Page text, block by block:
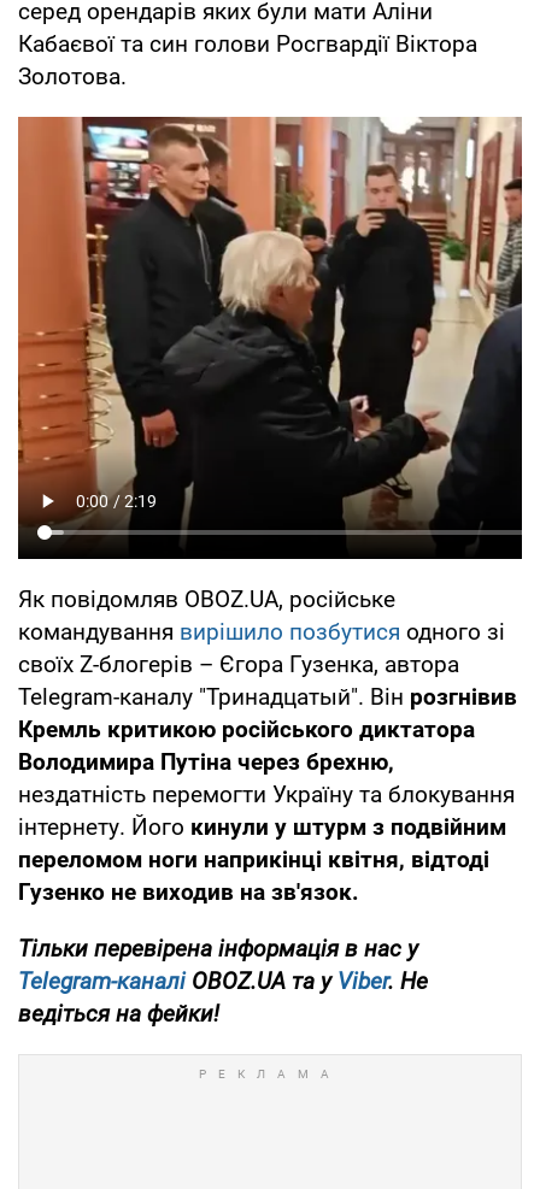
серед орендарів яких були мати Аліни
Кабаєвої та син голови Росгвардії Віктора
Золотова.
Як повідомляв OBOZ.UA, російське
командування вирішило позбутися одного зі
своїх Z-блогерів – Єгора Гузенка, автора
Telegram-каналу "Тринадцатый". Він розгнівив
Кремль критикою російського диктатора
Володимира Путіна через брехню,
нездатність перемогти Україну та блокування
інтернету. Його кинули у штурм з подвійним
переломом ноги наприкінці квітня, відтоді
Гузенко не виходив на зв'язок.
Тільки перевірена інформація в нас у
Telegram-каналіOBOZ.UA та уViber. Не
ведіться на фейки!